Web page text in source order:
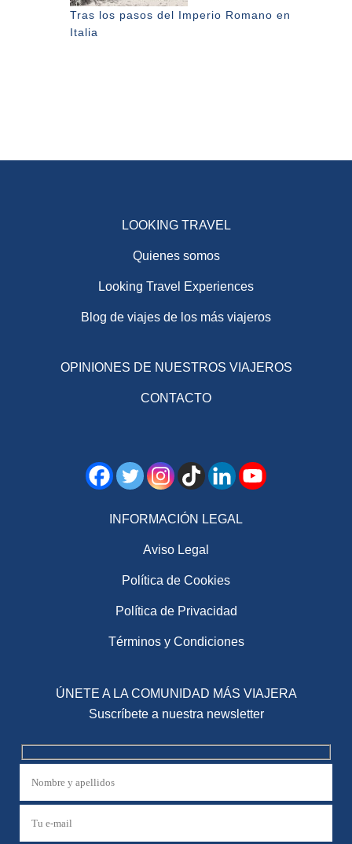
Tras los pasos del Imperio Romano en
Italia
LOOKING TRAVEL
Quienes somos
Looking Travel Experiences
Blog de viajes de los más viajeros
OPINIONES DE NUESTROS VIAJEROS
CONTACTO
INFORMACIÓN LEGAL
Aviso Legal
Política de Cookies
Política de Privacidad
Términos y Condiciones
ÚNETE A LA COMUNIDAD MÁS VIAJERA
Suscríbete a nuestra newsletter